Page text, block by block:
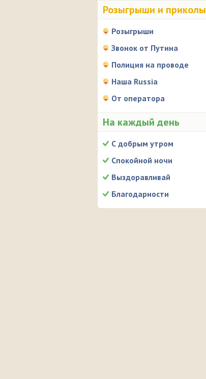
Розыгрыши и приколы
Розыгрыши
Звонок от Путина
Полиция на проводе
Наша Russia
От оператора
На каждый день
С добрым утром
Спокойной ночи
Выздоравливай
Благодарности